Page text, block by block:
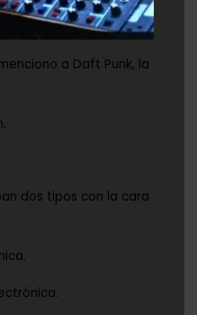
a Daft Punk, la
dos tipos con la cara